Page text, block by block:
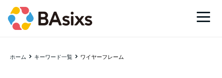
ホーム キーワード一覧 ワイヤーフレーム